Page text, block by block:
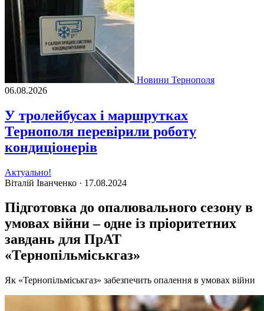
Новини Тернополя
06.08.2026
У тролейбусах і маршрутках
Тернополя перевірили роботу
кондиціонерів
Актуально!
Віталій Іванченко · 17.08.2024
Підготовка до опалювального сезону в
умовах війни – одне із пріоритетних
завдань для ПрАТ
«Тернопільміськгаз»
Як «Тернопільміськгаз» забезпечить опалення в умовах війни